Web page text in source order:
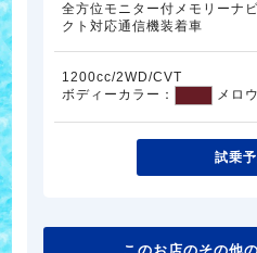
全方位モニター付メモリーナ
クト対応通信機装着車
1200cc/2WD/CVT
ボディーカラー：
メロ
試乗
このお店のその他